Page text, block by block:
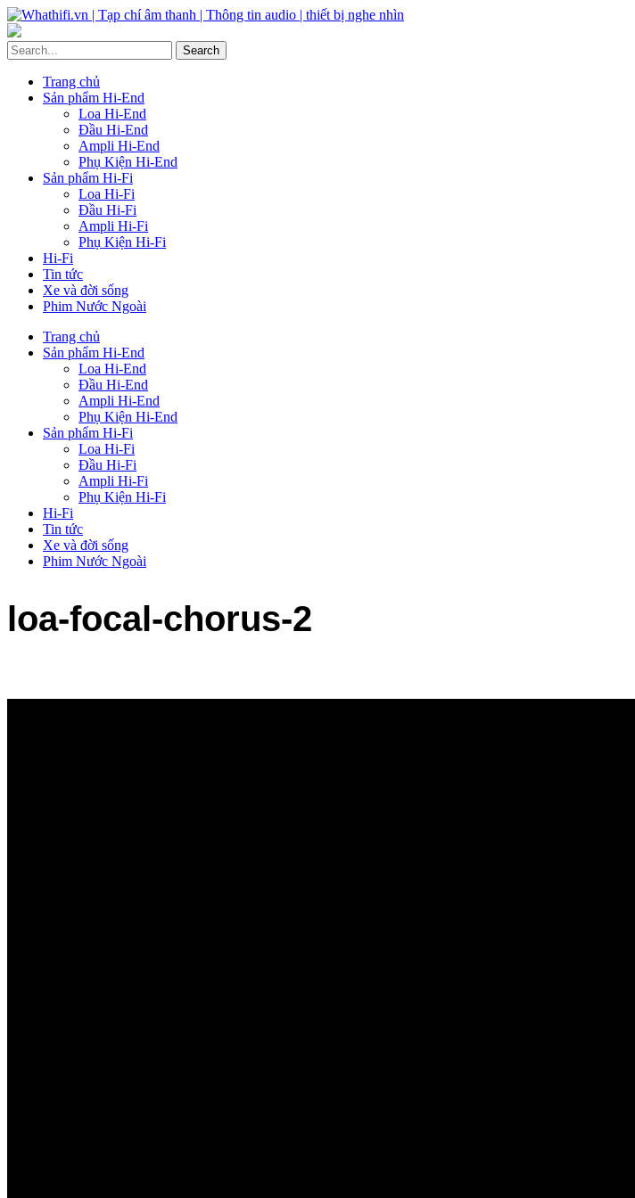
Trang chủ
Sản phẩm Hi-End
Loa Hi-End
Đầu Hi-End
Ampli Hi-End
Phụ Kiện Hi-End
Sản phẩm Hi-Fi
Loa Hi-Fi
Đầu Hi-Fi
Ampli Hi-Fi
Phụ Kiện Hi-Fi
Hi-Fi
Tin tức
Xe và đời sống
Phim Nước Ngoài
Trang chủ
Sản phẩm Hi-End
Loa Hi-End
Đầu Hi-End
Ampli Hi-End
Phụ Kiện Hi-End
Sản phẩm Hi-Fi
Loa Hi-Fi
Đầu Hi-Fi
Ampli Hi-Fi
Phụ Kiện Hi-Fi
Hi-Fi
Tin tức
Xe và đời sống
Phim Nước Ngoài
loa-focal-chorus-2